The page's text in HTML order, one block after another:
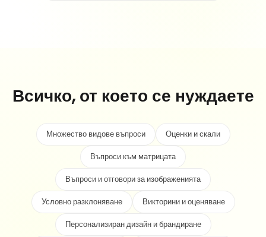
Всичко, от което се нуждаете
Множество видове въпроси
Оценки и скали
Въпроси към матрицата
Въпроси и отговори за изображенията
Условно разклоняване
Викторини и оценяване
Персонализиран дизайн и брандиране